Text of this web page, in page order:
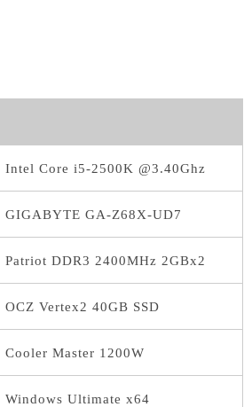
Intel Core i5-2500K @3.40Ghz
GIGABYTE GA-Z68X-UD7
Patriot DDR3 2400MHz 2GBx2
OCZ Vertex2 40GB SSD
Cooler Master 1200W
Windows Ultimate x64